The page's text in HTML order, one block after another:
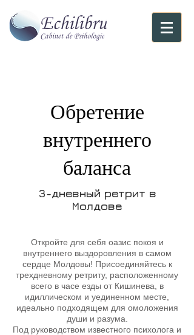
Обретение
внутреннего
баланса
3-дневный ретрит в
Молдове
Откройте для себя оазис покоя и
внутреннего выздоровления в самом
сердце Молдовы! Присоединяйтесь к
трехдневному ретриту, расположенному
всего в часе езды от Кишинева, в
идиллическом и уединенном месте,
идеально подходящем для омоложения
души и разума.
Под руководством известного психолога и